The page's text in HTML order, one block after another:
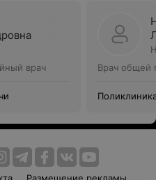
врач
Врач общей